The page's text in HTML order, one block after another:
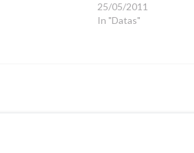
25/05/2011
In "Datas"